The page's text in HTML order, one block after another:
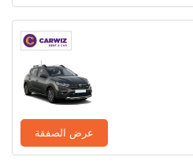
عرض الصفقة